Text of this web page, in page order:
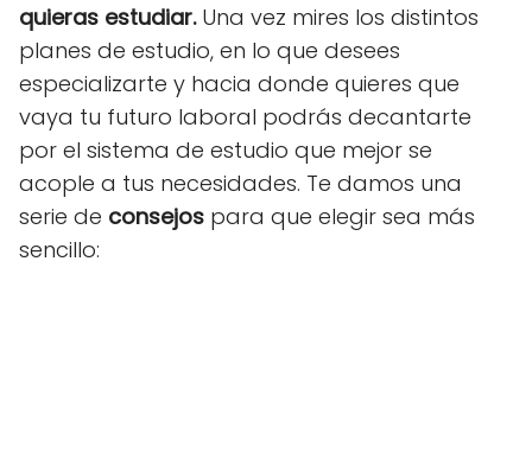
quieras estudiar.Una vez mires los distintos
planes de estudio, en lo que desees
especializarte y hacia donde quieres que
vaya tu futuro laboral podrás decantarte
por el sistema de estudio que mejor se
acople a tus necesidades. Te damos una
serie de consejos para que elegir sea más
sencillo: